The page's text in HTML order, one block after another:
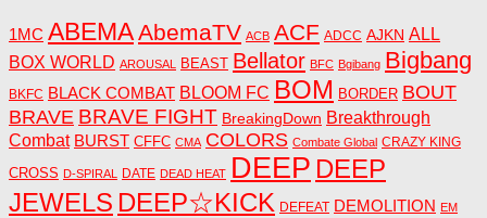
1MC ABEMAAbemaTV ACB ACF ADCC AJKN ALL
BOX WORLD AROUSAL BEAST Bellator BFC Bgibang Bigbang
BKFC BLACK COMBAT BLOOM FC BOM BORDER BOUT
BRAVE BRAVE FIGHT BreakingDown Breakthrough
Combat BURST CFFC CMA COLORS Combate Global CRAZY KING
CROSS D-SPIRAL DATE DEAD HEAT DEEP DEEP
JEWELS DEEP☆KICK DEFEAT DEMOLITION EM